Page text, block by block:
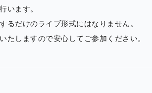
います。
るだけのライブ形式にはなりません。
たしますので安心してご参加ください。